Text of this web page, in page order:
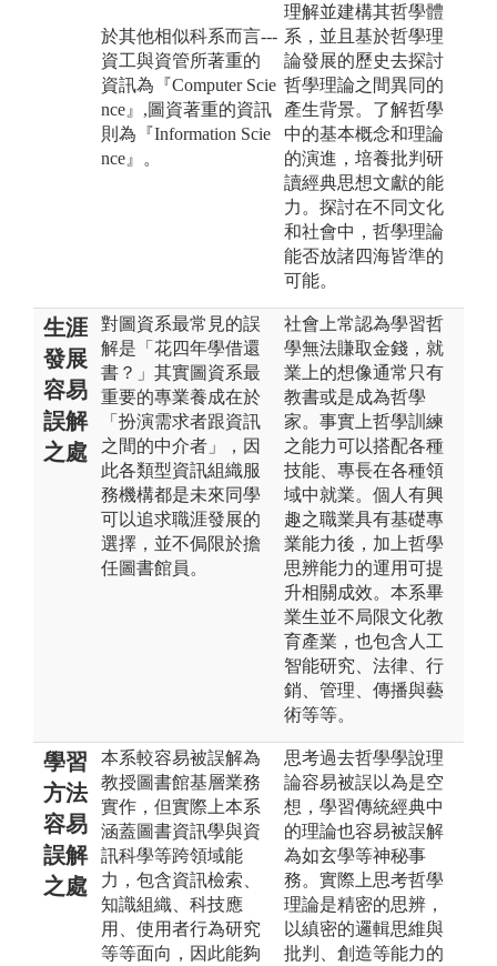
於其他相似科系而言---
資工與資管所著重的
資訊為『Computer Scie
nce』,圖資著重的資訊
則為『Information Scie
nce』。
理解並建構其哲學體
系，並且基於哲學理
論發展的歷史去探討
哲學理論之間異同的
產生背景。了解哲學
中的基本概念和理論
的演進，培養批判研
讀經典思想文獻的能
力。探討在不同文化
和社會中，哲學理論
能否放諸四海皆準的
可能。
生涯
發展
容易
誤解
之處
對圖資系最常見的誤
解是「花四年學借還
書？」其實圖資系最
重要的專業養成在於
「扮演需求者跟資訊
之間的中介者」，因
此各類型資訊組織服
務機構都是未來同學
可以追求職涯發展的
選擇，並不侷限於擔
任圖書館員。
社會上常認為學習哲
學無法賺取金錢，就
業上的想像通常只有
教書或是成為哲學
家。事實上哲學訓練
之能力可以搭配各種
技能、專長在各種領
域中就業。個人有興
趣之職業具有基礎專
業能力後，加上哲學
思辨能力的運用可提
升相關成效。本系畢
業生並不局限文化教
育產業，也包含人工
智能研究、法律、行
銷、管理、傳播與藝
術等等。
學習
方法
容易
誤解
之處
本系較容易被誤解為
教授圖書館基層業務
實作，但實際上本系
涵蓋圖書資訊學與資
訊科學等跨領域能
力，包含資訊檢索、
知識組織、科技應
用、使用者行為研究
等等面向，因此能夠
思考過去哲學學說理
論容易被誤以為是空
想，學習傳統經典中
的理論也容易被誤解
為如玄學等神秘事
務。實際上思考哲學
理論是精密的思辨，
以縝密的邏輯思維與
批判、創造等能力的